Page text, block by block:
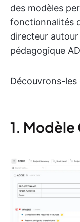
des modèles
fonctionnalités
directeur
pédagogique
Découvrons-les
1.